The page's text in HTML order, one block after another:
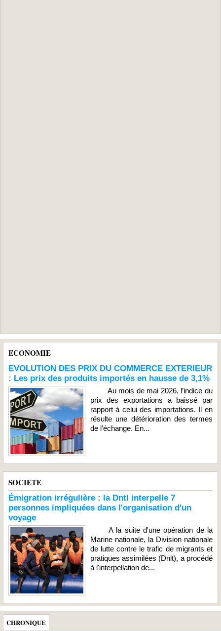
ECONOMIE
EVOLUTION DES PRIX DU COMMERCE EXTERIEUR
: Les prix des produits importés en hausse de 3,1%
Au mois de mai 2026, l’indice du
prix des exportations a baissé par
rapport à celui des importations. Il en
résulte une détérioration des termes
de l’échange. En...
SOCIETE
Émigration irrégulière : la Dntl interpelle 7
personnes impliquées dans l'organisation d'un
voyage
A la suite d'une opération de la
Marine nationale, la Division nationale
de lutte contre le trafic de migrants et
pratiques assimilées (Dnlt), a procédé
à l'interpellation de...
CHRONIQUE